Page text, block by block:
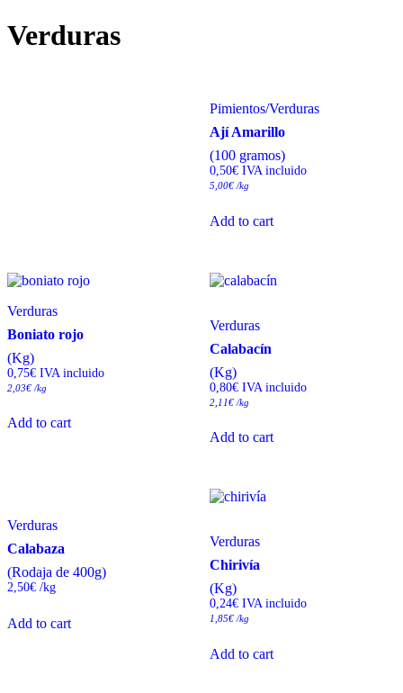
Verduras
Pimientos/Verduras
Ají Amarillo
(100 gramos)
0,50€ IVA incluido
5,00€ /kg
Add to cart
Verduras
Boniato rojo
(Kg)
0,75€ IVA incluido
2,03€ /kg
Add to cart
Verduras
Calabacín
(Kg)
0,80€ IVA incluido
2,11€ /kg
Add to cart
Verduras
Calabaza
(Rodaja de 400g)
2,50€ /kg
Add to cart
Verduras
Chirivía
(Kg)
0,24€ IVA incluido
1,85€ /kg
Add to cart